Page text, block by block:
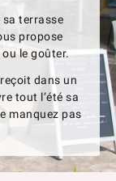
sa terrasse
propose
le goûter.
dans un
tout l’été sa
manquez pas